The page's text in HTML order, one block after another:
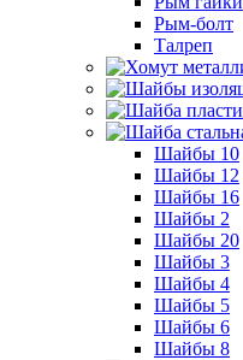
Рым-болт
Талреп
Шайбы 10
Шайбы 12
Шайбы 16
Шайбы 2
Шайбы 20
Шайбы 3
Шайбы 4
Шайбы 5
Шайбы 6
Шайбы 8